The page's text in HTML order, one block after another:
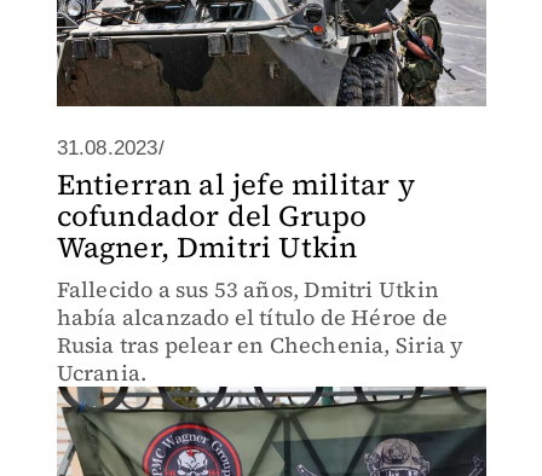
31.08.2023/
Entierran al jefe militar y
cofundador del Grupo
Wagner, Dmitri Utkin
Fallecido a sus 53 años, Dmitri Utkin
había alcanzado el título de Héroe de
Rusia tras pelear en Chechenia, Siria y
Ucrania.